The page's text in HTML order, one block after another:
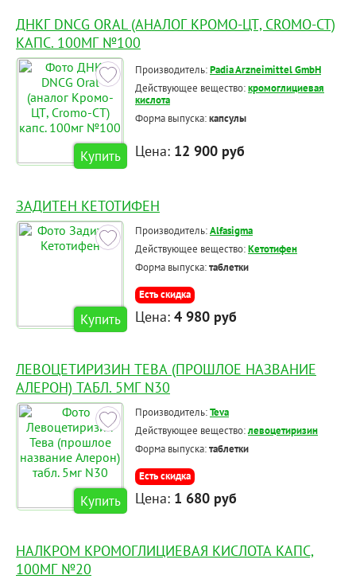
ДНКГ DNCG ORAL (АНАЛОГ КРОМО-ЦТ, CROMO-CT)
КАПС. 100МГ №100
Купить
Производитель:Padia Arzneimittel GmbH
Действующее вещество:кромоглициевая
кислота
Форма выпуска:капсулы
Цена: 12 900 руб
ЗАДИТЕН КЕТОТИФЕН
Купить
Производитель:Alfasigma
Действующее вещество:Кетотифен
Форма выпуска:таблетки
Есть скидка
Цена: 4 980 руб
ЛЕВОЦЕТИРИЗИН ТЕВА (ПРОШЛОЕ НАЗВАНИЕ
АЛЕРОН) ТАБЛ. 5МГ N30
Купить
Производитель:Teva
Действующее вещество:левоцетиризин
Форма выпуска:таблетки
Есть скидка
Цена: 1 680 руб
НАЛКРОМ КРОМОГЛИЦИЕВАЯ КИСЛОТА КАПС,
100МГ №20